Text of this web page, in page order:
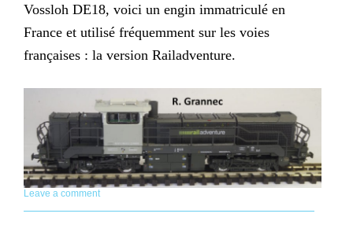
Vossloh DE18, voici un engin immatriculé en
France et utilisé fréquemment sur les voies
françaises : la version Railadventure.
Leave a comment